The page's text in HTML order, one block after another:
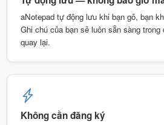
aNotepad tự động lưu khi bạn gõ, bạn
Ghi chú của bạn sẽ luôn sẵn sàng
quay lại.
Không cần đăng ký